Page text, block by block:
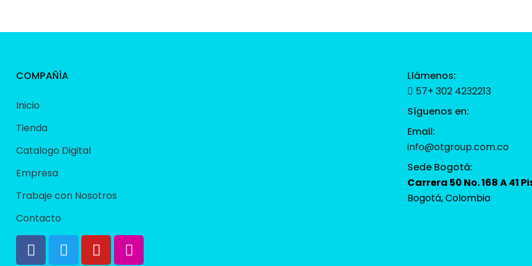
COMPAÑÍA
Inicio
Tienda
Catalogo Digital
Empresa
Trabaje con Nosotros
Contacto
Llámenos:
57+ 302 4232213
Síguenos en:
Email:
info@otgroup.com.co
Sede Bogotá:
Carrera 50 No. 168 A 41
Bogotá, Colombia